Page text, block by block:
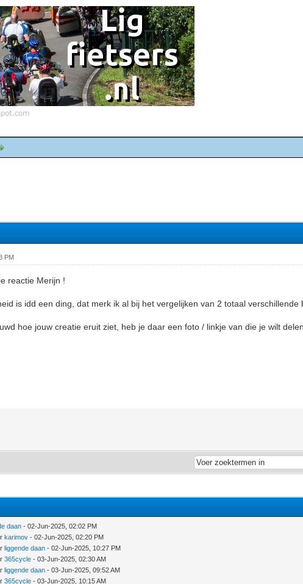
PM
reactie Merijn !
is idd een ding, dat merk ik al bij het vergelijken van 2 totaal verschillende
hoe jouw creatie eruit ziet, heb je daar een foto / linkje van die je wilt
daan - 02-Jun-2025, 02:02 PM
karimov - 02-Jun-2025, 02:20 PM
liggende daan - 02-Jun-2025, 10:27 PM
365cycle - 03-Jun-2025, 02:30 AM
liggende daan - 03-Jun-2025, 09:52 AM
365cycle - 03-Jun-2025, 10:15 AM